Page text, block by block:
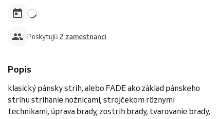
Poskytujú 2 zamestnanci
Popis
klasický pánsky strih, alebo FADE ako základ pánskeho
strihu strihanie nožnicami, strojčekom rôznymi
technikami, úprava brady, zostrih brady, tvarovanie brady,